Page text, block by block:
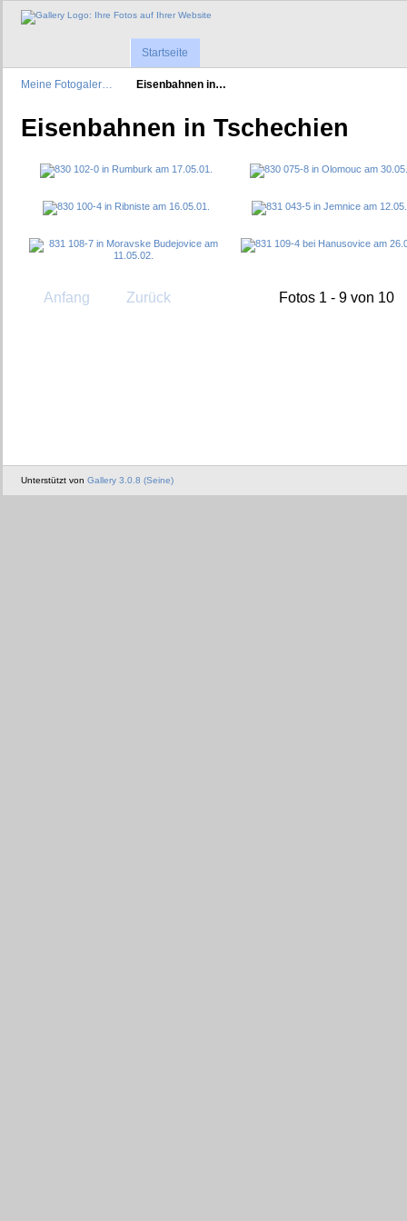
Startseite
Meine Fotogaler… Eisenbahnen in…
Eisenbahnen in Tschechien
Anfang Zurück Fotos 1 - 9 von 10
Unterstützt von Gallery 3.0.8 (Seine)